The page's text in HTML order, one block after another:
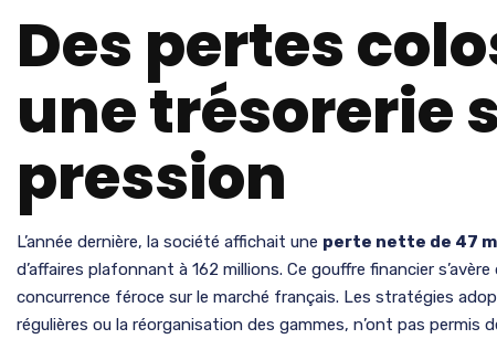
Des pertes
une trésorerie
pression
L’année dernière, la société affichait une perte nette de 47
d’affaires plafonnant à 162 millions. Ce gouffre financier
concurrence féroce sur le marché français. Les stratégies
régulières ou la réorganisation des gammes, n’ont pas permis